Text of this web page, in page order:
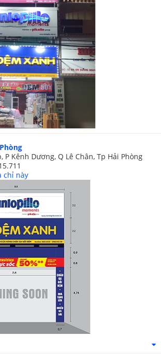
P Kênh Dương, Q Lê Chân, Tp Hải Phòng
chỉ này